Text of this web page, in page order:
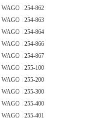
WAGO 254-862
WAGO 254-863
WAGO 254-864
WAGO 254-866
WAGO 254-867
WAGO 255-100
WAGO 255-200
WAGO 255-300
WAGO 255-400
WAGO 255-401